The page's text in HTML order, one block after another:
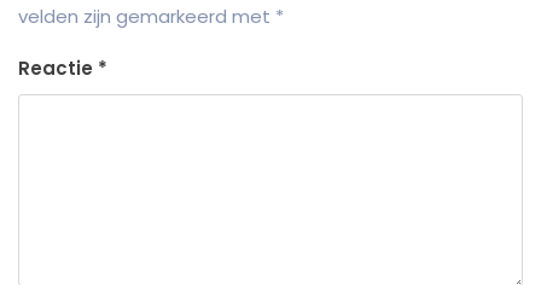
velden zijn gemarkeerd met *
Reactie *